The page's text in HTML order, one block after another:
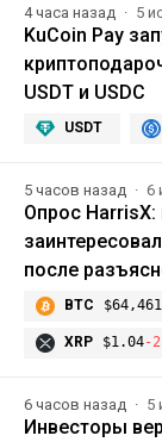
4 часа назад 5
KuCoin Pay
USDT и USDC
USDT
5 часов назад 6
Опрос
после
BTC
XRP $1.04-
6 часов назад 5
Инвесторы